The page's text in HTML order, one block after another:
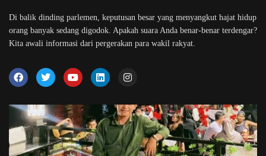
Di balik dinding parlemen, keputusan besar yang menyangkut hajat hidup
orang banyak sedang digodok. Apakah suara Anda benar-benar terdengar?
Kita awali informasi dari pergerakan para wakil rakyat.